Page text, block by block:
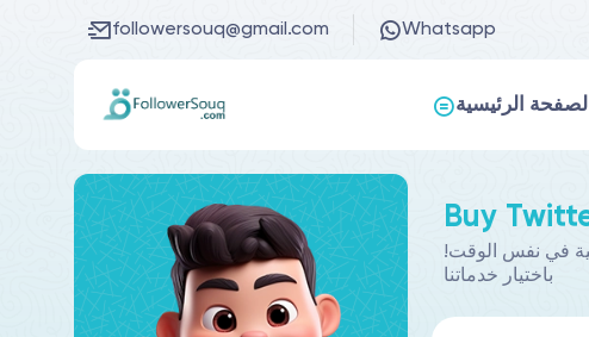
followersouq@gmail.com Whatsapp
لصفحة الرئيسية
!اشترِ متابعين على تويتر لزيادة عدد متابعيك على المنصة بسرعة، واستفد من الأسعار الرخيصة والجودة العالية في نفس الوقت
باختيار خدماتنا